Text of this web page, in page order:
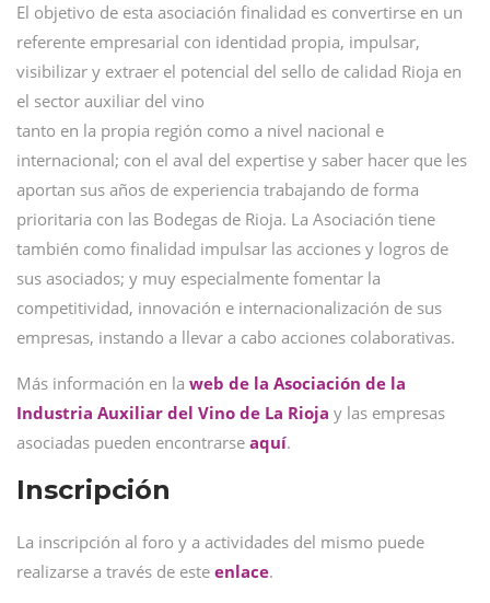
El objetivo de esta asociación finalidad es convertirse en un
referente empresarial con identidad propia, impulsar,
visibilizar y extraer el potencial del sello de calidad Rioja en
el sector auxiliar del vino
tanto en la propia región como a nivel nacional e
internacional; con el aval del expertise y saber hacer que les
aportan sus años de experiencia trabajando de forma
prioritaria con las Bodegas de Rioja. La Asociación tiene
también como finalidad impulsar las acciones y logros de
sus asociados; y muy especialmente fomentar la
competitividad, innovación e internacionalización de sus
empresas, instando a llevar a cabo acciones colaborativas.
Más información en la web de la Asociación de la
Industria Auxiliar del Vino de La Rioja y las empresas
asociadas pueden encontrarse aquí.
Inscripción
La inscripción al foro y a actividades del mismo puede
realizarse a través de este enlace.